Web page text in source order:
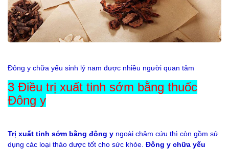
Đông y chữa yếu sinh lý nam được nhiều người quan tâm
3 Điều trị xuất tinh sớm bằng thuốc
Đông y
Trị xuất tinh sớm bằng đông y ngoài châm cứu thì còn gồm sử
dụng các loại thảo dược tốt cho sức khỏe. Đông y chữa yếu